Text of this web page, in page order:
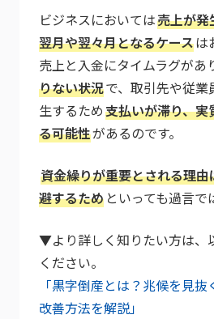
ビジネスにおいては売上が発
翌月や翌々月となるケースは
売上と入金にタイムラグがあ
りない状況で、取引先や従
生するため支払いが滞り、
る可能性があるのです。
資金繰りが重要とされる理
避するため といっても過言で
▼より詳しく知りたい方は、
ください。
「黒字倒産とは？兆候を見
改善方法を解説」